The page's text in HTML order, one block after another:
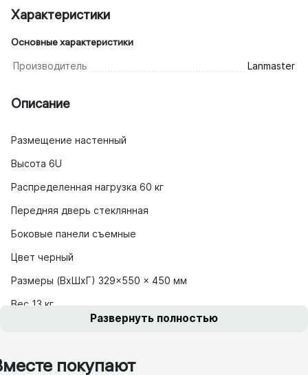
Характеристики
Основные характеристики
Производитель Lanmaster
Описание
Размещение настенный
Высота 6U
Распределенная нагрузка 60 кг
Передняя дверь стеклянная
Боковые панели съемные
Цвет черный
Размеры (ВхШхГ) 329×550 × 450 мм
Вес 13 кг
Развернуть полностью
покупают